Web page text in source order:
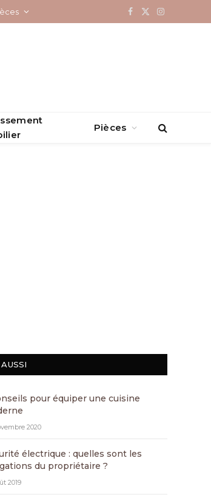
Facebook
X
Instagram
Pièces
pour équiper une cuisine
2020
électrique : quelles sont les
du propriétaire ?
2019